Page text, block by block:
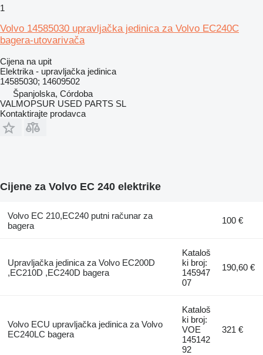
1
Volvo 14585030 upravljačka jedinica za Volvo EC240C
bagera-utovarivača
Cijena na upit
Elektrika - upravljačka jedinica
14585030; 14609502
Španjolska, Córdoba
VALMOPSUR USED PARTS SL
Kontaktirajte prodavca
Cijene za Volvo EC 240 elektrike
Volvo EC 210,EC240 putni računar za
bagera
100 €
Upravljačka jedinica za Volvo EC200D
,EC210D ,EC240D bagera
Kataloš
ki broj:
145947
07
190,60 €
Volvo ECU upravljačka jedinica za Volvo
EC240LC bagera
Kataloš
ki broj:
VOE
145142
92
321 €